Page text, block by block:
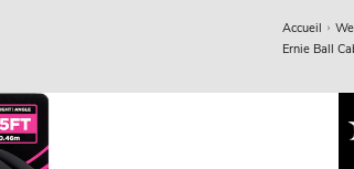
Accueil
Ernie Ball